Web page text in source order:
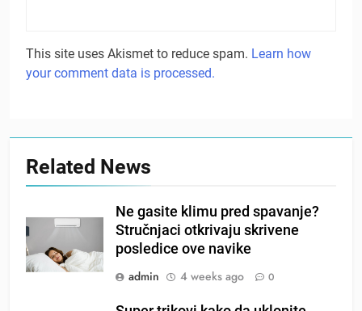
This site uses Akismet to reduce spam. Learn how
your comment data is processed.
Related News
Ne gasite klimu pred spavanje?
Stručnjaci otkrivaju skrivene
posledice ove navike
admin
4 weeks ago 0